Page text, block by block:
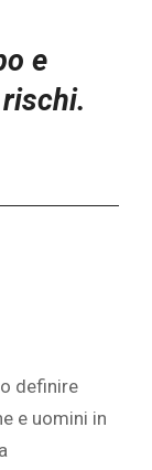
e
definire
e uomini in